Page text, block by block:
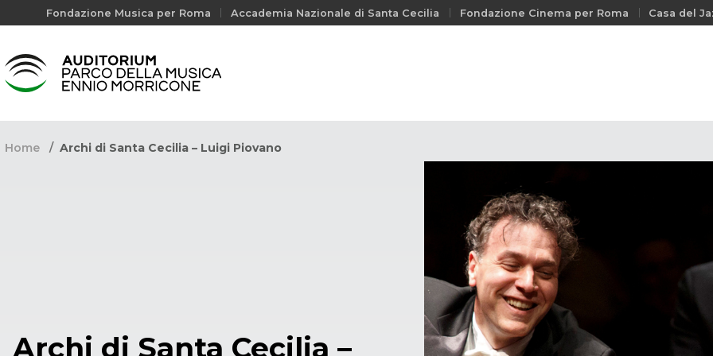
Fondazione Musica per Roma Accademia Nazionale di Santa Cecilia Fondazione Cinema per Roma Casa del
Home Archi di Santa Cecilia – Luigi Piovano
Archi di Santa Cecilia –